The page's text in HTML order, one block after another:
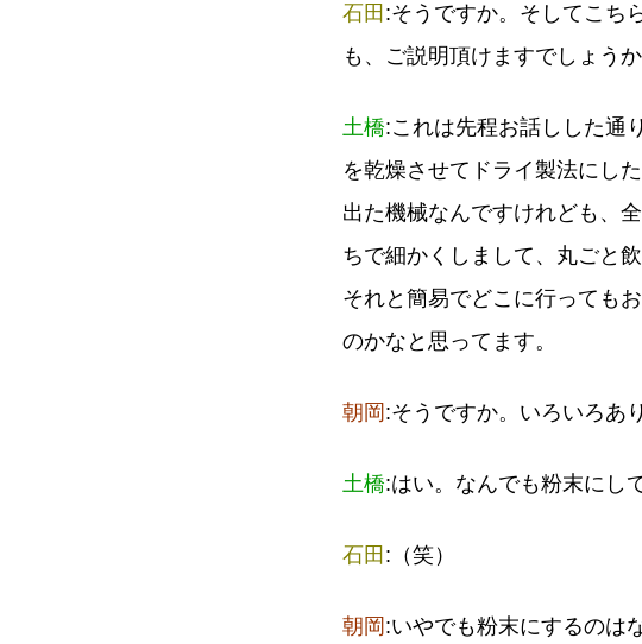
石田 :そうですか。そしてこち
も、ご説明頂けますでしょうか
土橋:これは先程お話しした通
を乾燥させてドライ製法にし
出た機械なんですけれども、
ちで細かくしまして、丸ごと
それと簡易でどこに行っても
のかなと思ってます。
朝岡 :そうですか。いろいろあ
土橋:はい。なんでも粉末にし
石田 :（笑）
朝岡 :いやでも粉末にするのは